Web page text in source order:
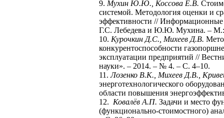
9. Мухин Ю.Ю., Коссова Е.В.
системой. Методология оценки и
эффективности // Информационные
Г.С. Лебедева и Ю.Ю. Мухина. – М.:
10. Курочкин Д.С., Михеев Д.В.
конкурентоспособности
эксплуатации предприятий //
науки». – 2014. – № 4. – С. 4–10.
11.Лозенко В.К., Михеев Д.В.,
энерготехнологического
области повышения
12. Ковалёв А.П. Задачи и место
(функционально-стоимостного)